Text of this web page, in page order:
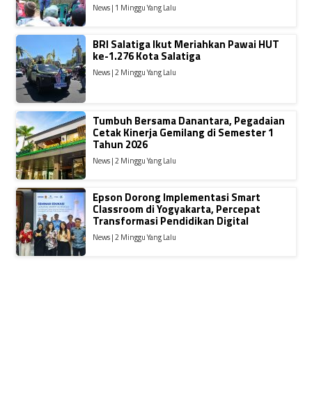
News | 1 Minggu Yang Lalu
BRI Salatiga Ikut Meriahkan Pawai HUT
ke-1.276 Kota Salatiga
News | 2 Minggu Yang Lalu
Tumbuh Bersama Danantara, Pegadaian
Cetak Kinerja Gemilang di Semester 1
Tahun 2026
News | 2 Minggu Yang Lalu
Epson Dorong Implementasi Smart
Classroom di Yogyakarta, Percepat
Transformasi Pendidikan Digital
News | 2 Minggu Yang Lalu